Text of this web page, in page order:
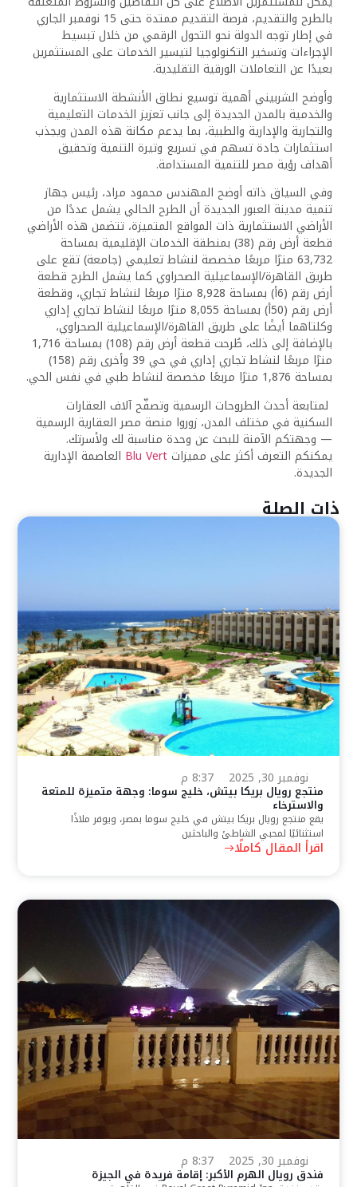
بالطرح والتقديم، فرصة التقديم ممتدة حتى 15 نوفمبر الجاري
في إطار توجه الدولة نحو التحول الرقمي من خلال تبسيط
الإجراءات وتسخير التكنولوجيا لتيسير الخدمات على المستثمرين
بعيدًا عن التعاملات الورقية التقليدية.
وأوضح الشربيني أهمية توسيع نطاق الأنشطة الاستثمارية
والخدمية بالمدن الجديدة إلى جانب تعزيز الخدمات التعليمية
والتجارية والإدارية والطبية، بما يدعم مكانة هذه المدن ويجذب
استثمارات جادة تسهم في تسريع وتيرة التنمية وتحقيق
أهداف رؤية مصر للتنمية المستدامة.
وفي السياق ذاته أوضح المهندس محمود مراد، رئيس جهاز
تنمية مدينة العبور الجديدة أن الطرح الحالي يشمل عددًا من
الأراضي الاستثمارية ذات المواقع المتميزة، تتضمن هذه الأراضي
قطعة أرض رقم (38) بمنطقة الخدمات الإقليمية بمساحة
63,732 مترًا مربعًا مخصصة لنشاط تعليمي (جامعة) تقع على
طريق القاهرة/الإسماعيلية الصحراوي كما يشمل الطرح قطعة
أرض رقم (6أ) بمساحة 8,928 مترًا مربعًا لنشاط تجاري، وقطعة
أرض رقم (50أ) بمساحة 8,055 مترًا مربعًا لنشاط تجاري إداري
وكلتاهما أيضًا على طريق القاهرة/الإسماعيلية الصحراوي،
بالإضافة إلى ذلك، طُرحت قطعة أرض رقم (108) بمساحة 1,716
مترًا مربعًا لنشاط تجاري إداري في حي 39 وأخرى رقم (158)
بمساحة 1,876 مترًا مربعًا مخصصة لنشاط طبي في نفس الحي.
لمتابعة أحدث الطروحات الرسمية وتصفّح آلاف العقارات
السكنية في مختلف المدن، زوروا منصة مصر العقارية الرسمية
— وجهتكم الآمنة للبحث عن وحدة مناسبة لك ولأسرتك.
يمكنكم التعرف أكثر على مميزاتBlu Vert العاصمة الإدارية
الجديدة.
ذات الصلة
نوفمبر 30, 2025 8:37 م
منتجع رويال بريكا بيتش، خليج سوما: وجهة متميزة للمتعة
والاسترخاء
يقع منتجع رويال بريكا بيتش في خليج سوما بمصر، ويوفر ملاذًا
استثنائيًا لمحبي الشاطئ والباحثين
اقرأ المقال كاملًا
نوفمبر 30, 2025 8:37 م
فندق رويال الهرم الأكبر: إقامة فريدة في الجيزة